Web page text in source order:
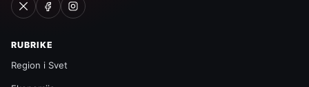
RUBRIKE
Region i Svet